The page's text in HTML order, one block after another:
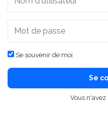
Se souvenir de moi
Se
Vous n'avez